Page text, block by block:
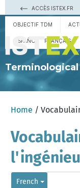
ACCÈS ISTEX.FR
OBJECTIF TDM
ESPAÑOL FRANÇAIS
Home /
French